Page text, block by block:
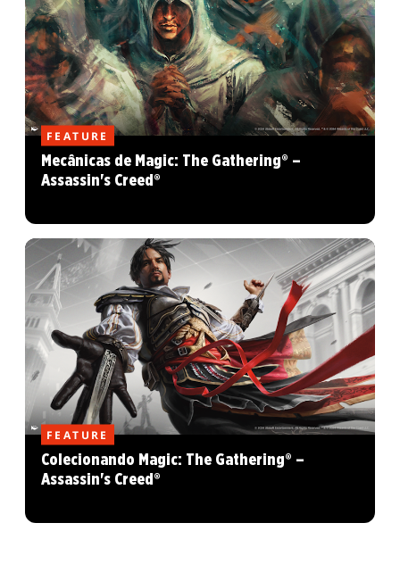
FEATURE
Mecânicas de Magic: The Gathering® –
Assassin's Creed®
FEATURE
Colecionando Magic: The Gathering® –
Assassin's Creed®